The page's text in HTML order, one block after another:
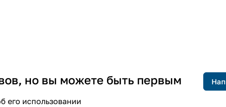
но вы можете быть первым
его использовании